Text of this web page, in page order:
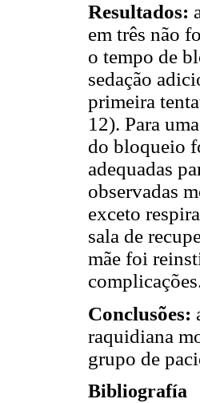
Resultados:
em três não
o tempo de
sedação
primeira
12). Para
do bloqueio
adequadas
observadas
exceto
sala de
mãe foi
Conclusões:
raquidiana
grupo de
Bibliografía